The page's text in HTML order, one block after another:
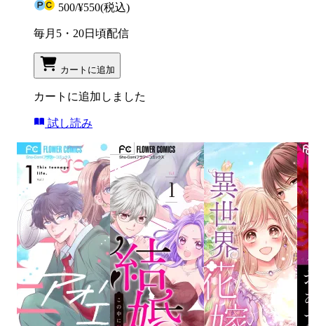
500/¥550(税込)
毎月5・20日頃配信
カートに追加
カートに追加しました
試し読み